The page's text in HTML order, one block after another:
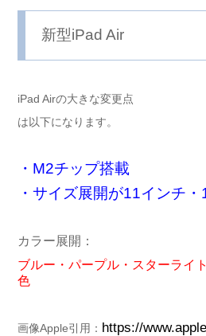
新型iPad Air
iPad Airの大きな変更点
は以下になります。
・M2チップ搭載
・サイズ展開が11インチ
カラー展開：
ブルー・パープル・スターライ
色
画像Apple引用： https://